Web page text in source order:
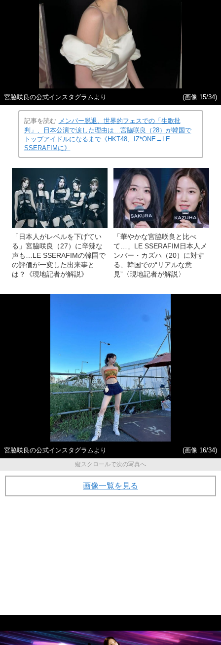
宮脇咲良の公式インスタグラムより (画像 15/34)
記事を読む メンバー脱退、世界的フェスでの「生歌批
判」、日本公演で涙した理由は…宮脇咲良（28）が韓国で
トップアイドルになるまで《HKT48、IZ*ONE→LE
SSERAFIMに》
「日本人がレベルを下げてい
る」宮脇咲良（27）に辛辣な
声も…LE SSERAFIMの韓国で
の評価が一変した出来事と
は？《現地記者が解説》
「華やかな宮脇咲良と比べ
て…」LE SSERAFIM日本人メ
ンバー・カズハ（20）に対す
る、韓国での“リアルな意
見”〈現地記者が解説〉
宮脇咲良の公式インスタグラムより
(画像 16/34)
縦スクロールで次の写真へ
画像一覧を見る